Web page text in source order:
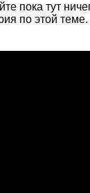
пока тут
по этой теме.